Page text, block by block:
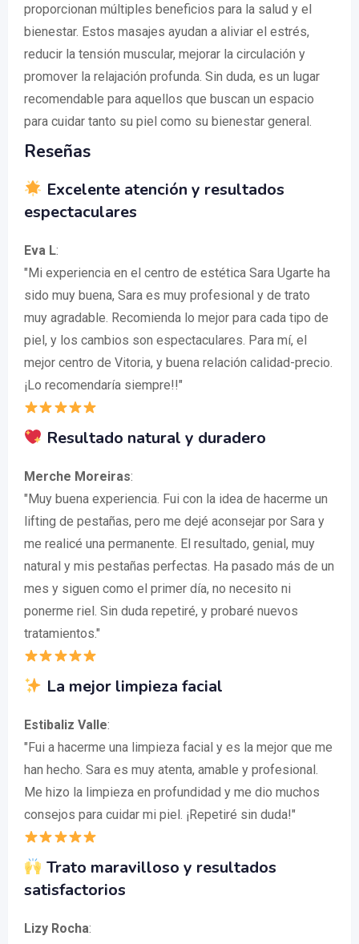
proporcionan múltiples beneficios para la salud y el
bienestar. Estos masajes ayudan a aliviar el estrés,
reducir la tensión muscular, mejorar la circulación y
promover la relajación profunda. Sin duda, es un lugar
recomendable para aquellos que buscan un espacio
para cuidar tanto su piel como su bienestar general.
Reseñas
Excelente atención y resultados
espectaculares
Eva L:
"Mi experiencia en el centro de estética Sara Ugarte ha
sido muy buena, Sara es muy profesional y de trato
muy agradable. Recomienda lo mejor para cada tipo de
piel, y los cambios son espectaculares. Para mí, el
mejor centro de Vitoria, y buena relación calidad-precio.
¡Lo recomendaría siempre!!"
Resultado natural y duradero
Merche Moreiras:
"Muy buena experiencia. Fui con la idea de hacerme un
lifting de pestañas, pero me dejé aconsejar por Sara y
me realicé una permanente. El resultado, genial, muy
natural y mis pestañas perfectas. Ha pasado más de un
mes y siguen como el primer día, no necesito ni
ponerme riel. Sin duda repetiré, y probaré nuevos
tratamientos."
La mejor limpieza facial
Estibaliz Valle:
"Fui a hacerme una limpieza facial y es la mejor que me
han hecho. Sara es muy atenta, amable y profesional.
Me hizo la limpieza en profundidad y me dio muchos
consejos para cuidar mi piel. ¡Repetiré sin duda!"
Trato maravilloso y resultados
satisfactorios
Lizy Rocha: